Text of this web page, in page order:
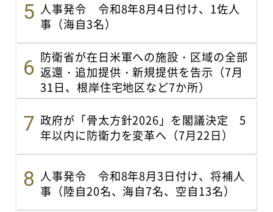
人事発令 令和8年8月4日付け、1佐人
事（海自3名）
防衛省が在日米軍への施設・区域の全部
返還・追加提供・新規提供を告示（7月
31日、根岸住宅地区など7か所）
政府が「骨太方針2026」を閣議決定 5
年以内に防衛力を変革へ（7月22日）
人事発令 令和8年8月3日付け、将補人
事（陸自20名、海自7名、空自13名）